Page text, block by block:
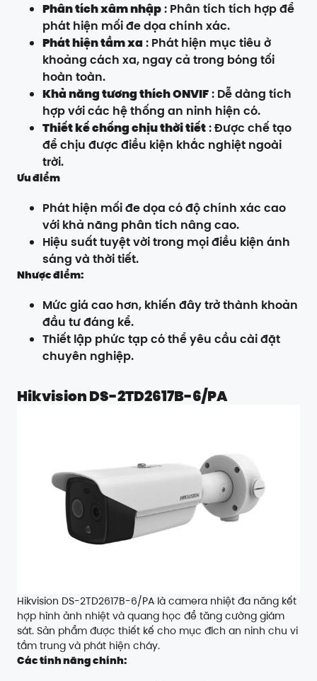
Phân tích xâm nhập: Phân tích tích hợp để
phát hiện mối đe dọa chính xác.
Phát hiện tầm xa : Phát hiện mục tiêu ở
khoảng cách xa, ngay cả trong bóng tối
hoàn toàn.
Khả năng tương thích ONVIF: Dễ dàng tích
hợp với các hệ thống an ninh hiện có.
Thiết kế chống chịu thời tiết: Được chế tạo
để chịu được điều kiện khắc nghiệt ngoài
trời.
Ưu điểm
Phát hiện mối đe dọa có độ chính xác cao
với khả năng phân tích nâng cao.
Hiệu suất tuyệt vời trong mọi điều kiện ánh
sáng và thời tiết.
Nhược điểm:
Mức giá cao hơn, khiến đây trở thành khoản
đầu tư đáng kể.
Thiết lập phức tạp có thể yêu cầu cài đặt
chuyên nghiệp.
Hikvision DS-2TD2617B-6/PA
Hikvision DS-2TD2617B-6/PA là camera nhiệt đa năng kết
hợp hình ảnh nhiệt và quang học để tăng cường giám
sát. Sản phẩm được thiết kế cho mục đích an ninh chu vi
tầm trung và phát hiện cháy.
Các tính năng chính: